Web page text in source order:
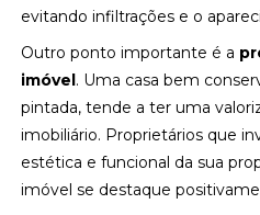
evitando infiltrações e o
Outro ponto importante é a
imóvel. Uma casa bem
pintada, tende a ter uma
imobiliário. Proprietários que
estética e funcional da sua
imóvel se destaque